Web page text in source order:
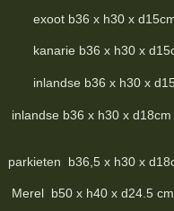
exoot b36 x h30 x d15cm
kanarie b36 x h30 x
inlandse b36 x h30 x
inlandse b36 x h30 x
parkieten b36,5 x h30 x
Merel b50 x h40 x d24.5